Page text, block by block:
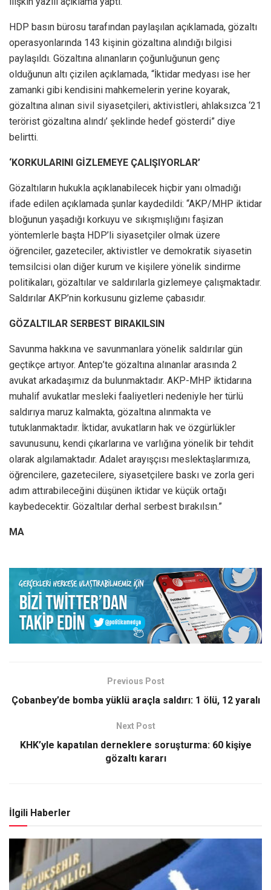
HDP basın bürosu tarafından paylaşılan açıklamada, gözaltı
operasyonlarında 143 kişinin gözaltına alındığı bilgisi
paylaşıldı. Gözaltına alınanların çoğunluğunun genç
olduğunun altı çizilen açıklamada, “İktidar medyası ise her
zamanki gibi kendisini mahkemelerin yerine koyarak,
gözaltına alınan sivil siyasetçileri, aktivistleri, ahlaksızca ‘21
terörist gözaltına alındı’ şeklinde hedef gösterdi” diye
belirtti.
‘KORKULARINI GİZLEMEYE ÇALIŞIYORLAR’
Gözaltıların hukukla açıklanabilecek hiçbir yanı olmadığı
ifade edilen açıklamada şunlar kaydedildi: “AKP/MHP iktidar
bloğunun yaşadığı korkuyu ve sıkışmışlığını faşizan
yöntemlerle başta HDP’li siyasetçiler olmak üzere
öğrenciler, gazeteciler, aktivistler ve demokratik siyasetin
temsilcisi olan diğer kurum ve kişilere yönelik sindirme
politikaları, gözaltılar ve saldırılarla gizlemeye çalışmaktadır.
Saldırılar AKP’nin korkusunu gizleme çabasıdır.
GÖZALTILAR SERBEST BIRAKILSIN
Savunma hakkına ve savunmanlara yönelik saldırılar gün
geçtikçe artıyor. Antep’te gözaltına alınanlar arasında 2
avukat arkadaşımız da bulunmaktadır. AKP-MHP iktidarına
muhalif avukatlar mesleki faaliyetleri nedeniyle her türlü
saldırıya maruz kalmakta, gözaltına alınmakta ve
tutuklanmaktadır. İktidar, avukatların hak ve özgürlükler
savunusunu, kendi çıkarlarına ve varlığına yönelik bir tehdit
olarak algılamaktadır. Adalet arayışçısı meslektaşlarımıza,
öğrencilere, gazetecilere, siyasetçilere baskı ve zorla geri
adım attırabileceğini düşünen iktidar ve küçük ortağı
kaybedecektir. Gözaltılar derhal serbest bırakılsın.”
MA
Previous Post
Çobanbey’de bomba yüklü araçla saldırı: 1 ölü, 12 yaralı
Next Post
KHK’yle kapatılan derneklere soruşturma: 60 kişiye
gözaltı kararı
İlgili Haberler